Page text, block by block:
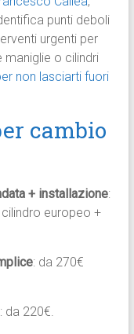
punti deboli
urgenti per
maniglie o cilindri
non lasciarti fuori
cambio
+ installazione:
europeo +
: da 270€
: da 220€.